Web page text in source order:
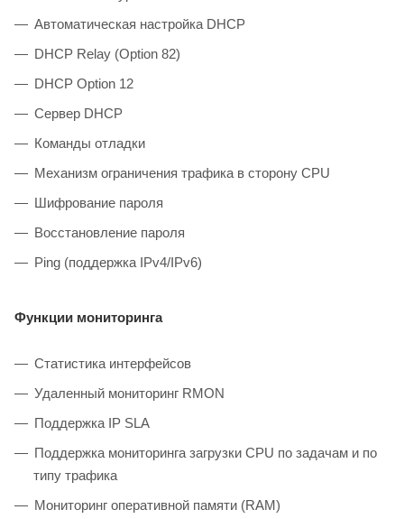
Автоматическая настройка DHCP
DHCP Relay (Option 82)
DHCP Option 12
Сервер DHCP
Команды отладки
Механизм ограничения трафика в сторону CPU
Шифрование пароля
Восстановление пароля
Ping (поддержка IPv4/IPv6)
Функции мониторинга
Статистика интерфейсов
Удаленный мониторинг RMON
Поддержка IP SLA
Поддержка мониторинга загрузки CPU по задачам и по
типу трафика
Мониторинг оперативной памяти (RAM)